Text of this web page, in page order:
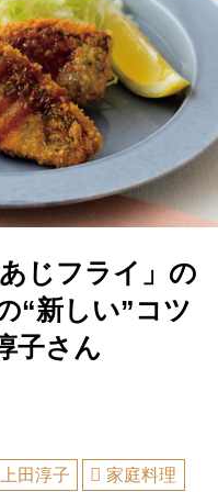
じフライ」の
“新しい”コツ
子さん
上田淳子 家庭料理